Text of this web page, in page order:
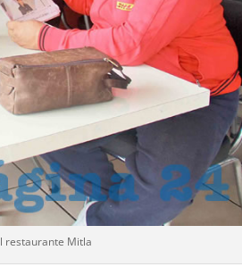
restaurante Mitla